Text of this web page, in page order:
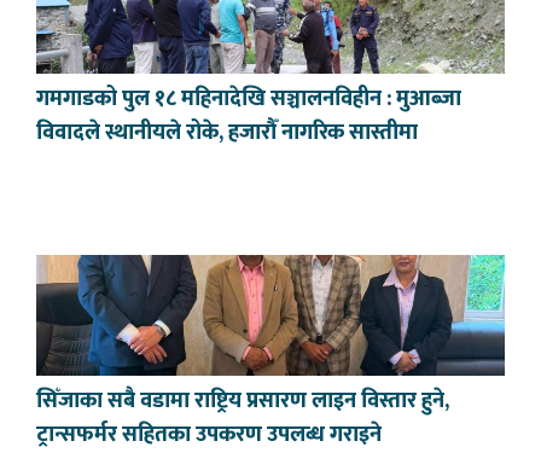
गमगाडको पुल १८ महिनादेखि सञ्चालनविहीन : मुआब्जा
विवादले स्थानीयले रोके, हजारौँ नागरिक सास्तीमा
सिँजाका सबै वडामा राष्ट्रिय प्रसारण लाइन विस्तार हुने,
ट्रान्सफर्मर सहितका उपकरण उपलब्ध गराइने